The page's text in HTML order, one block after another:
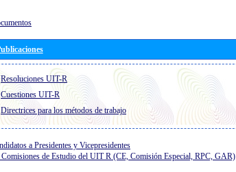
Resoluciones UIT-R
Cuestiones UIT-R
Directrices para los métodos de trabajo
a Presidentes y Vicepresidentes
Comisiones de Estudio del UIT R (CE, Comisión Especial, RPC, GAR)